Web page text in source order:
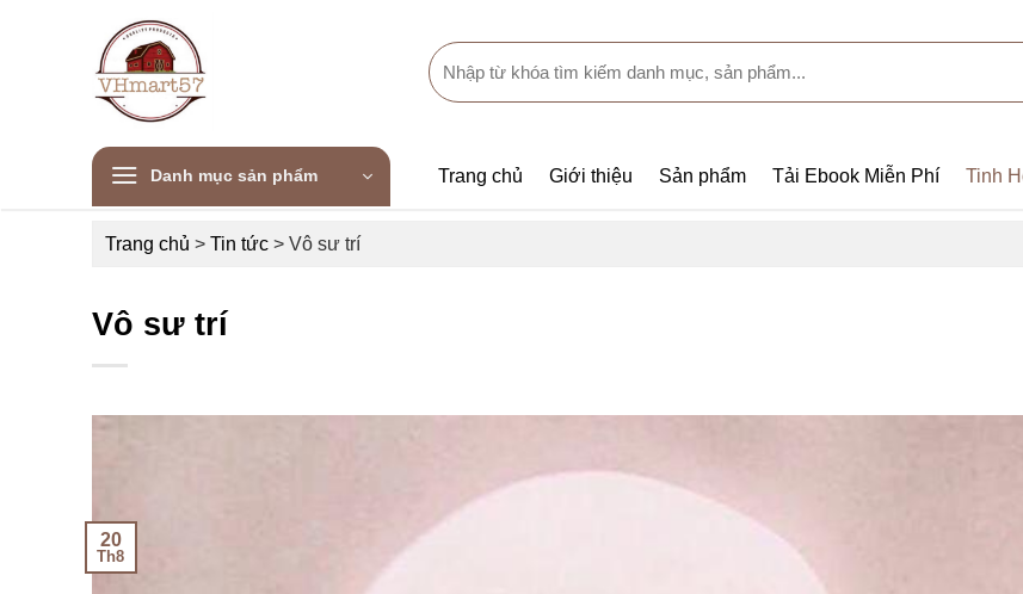
Search
for:
Danh mục sản phẩm Trang chủ Giới thiệu Sản phẩm Tải Ebook Miễn Phí Tinh
Trang chủ > Tin tức > Vô sư trí
Vô sư trí
20
Th8